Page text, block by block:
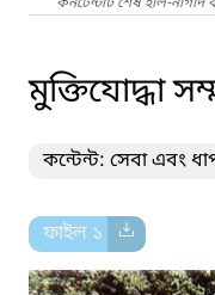
মুক্তিযোদ্ধা
কন্টেন্ট: সেবা এবং
ফাইল ১